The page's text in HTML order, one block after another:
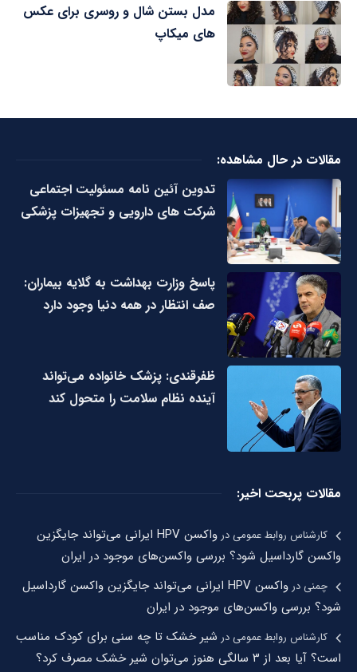
مدل بستن شال و روسری برای عکس
های میکاپ
مقالات در حال مشاهده:
تدوین آئین نامه مسئولیت اجتماعی
شرکت های دارویی و تجهیزات پزشکی
پاسخ وزارت بهداشت به گلایه بیماران:
صف انتظار در همه دنیا وجود دارد
ظفرقندی: پزشک خانواده می‌تواند
آینده نظام سلامت را متحول کند
مقالات پربحت اخیر:
کارشناس روابط عمومیدر
واکسن HPV ایرانی می‌تواند جایگزین
واکسن گارداسیل شود؟ بررسی واکسن‌های موجود در ایران
چمنیدر
واکسن HPV ایرانی می‌تواند جایگزین واکسن گارداسیل
شود؟ بررسی واکسن‌های موجود در ایران
کارشناس روابط عمومیدر شیر خشک تا چه سنی برای کودک مناسب
است؟ آیا بعد از ۳ سالگی هنوز می‌توان شیر خشک مصرف کرد؟